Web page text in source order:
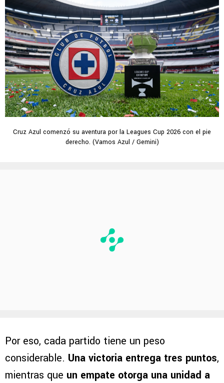
Cruz Azul comenzó su aventura por la Leagues Cup 2026 con el pie
derecho. (Vamos Azul / Gemini)
Por eso, cada partido tiene un peso
considerable. Una victoria entrega tres puntos,
mientras que un empate otorga una unidad a